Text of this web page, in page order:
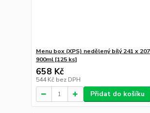
Menu box (XPS) nedělený bílý 241 x
900ml [125 ks]
658 Kč
544 Kč bez DPH
Přidat do košíku